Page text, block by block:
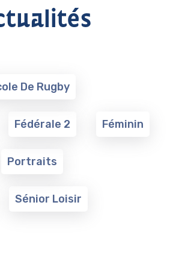
De Rugby
Fédérale 2 Féminin
Portraits
Sénior Loisir